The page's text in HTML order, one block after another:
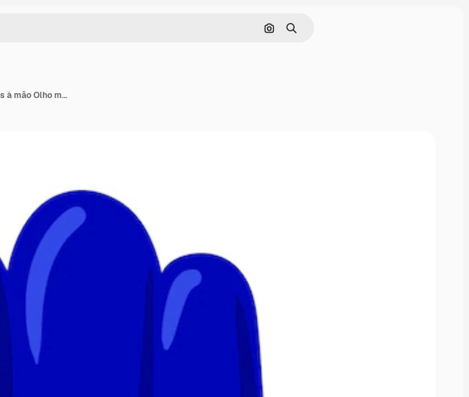
Pesquisar por imagem
Buscar
Olhos malignos Conjunto de diferentes mascotes desenhados à mão Olho maligno Hamsa Mão de Fátima Olho da Providência Ilustrações vetoriais de amuletos em azul Estilo de desenho à mão livre Isolado no branco